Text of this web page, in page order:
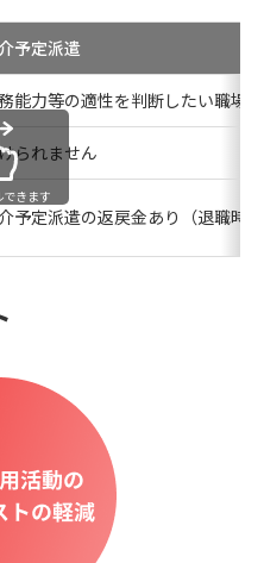
予定派遣
能力等の適性を判断したい職場
られません
予定派遣の返戻金あり（退職時
できます